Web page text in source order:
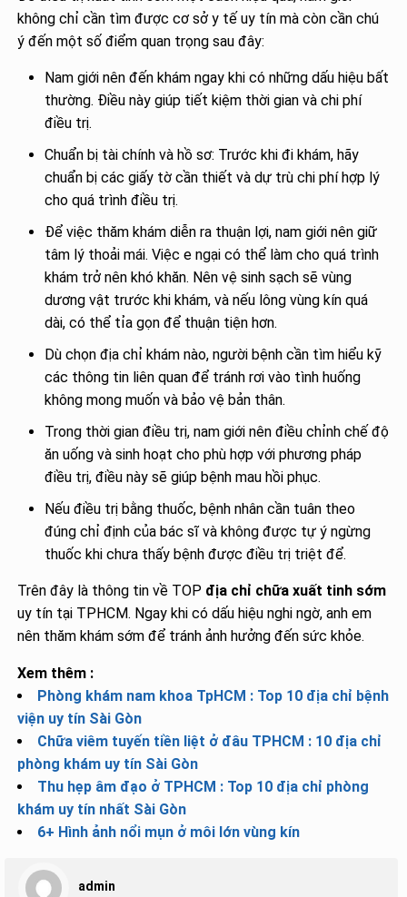
không chỉ cần tìm được cơ sở y tế uy tín mà còn cần chú
ý đến một số điểm quan trọng sau đây:
Nam giới nên đến khám ngay khi có những dấu hiệu bất
thường. Điều này giúp tiết kiệm thời gian và chi phí
điều trị.
Chuẩn bị tài chính và hồ sơ: Trước khi đi khám, hãy
chuẩn bị các giấy tờ cần thiết và dự trù chi phí hợp lý
cho quá trình điều trị.
Để việc thăm khám diễn ra thuận lợi, nam giới nên giữ
tâm lý thoải mái. Việc e ngại có thể làm cho quá trình
khám trở nên khó khăn. Nên vệ sinh sạch sẽ vùng
dương vật trước khi khám, và nếu lông vùng kín quá
dài, có thể tỉa gọn để thuận tiện hơn.
Dù chọn địa chỉ khám nào, người bệnh cần tìm hiểu kỹ
các thông tin liên quan để tránh rơi vào tình huống
không mong muốn và bảo vệ bản thân.
Trong thời gian điều trị, nam giới nên điều chỉnh chế độ
ăn uống và sinh hoạt cho phù hợp với phương pháp
điều trị, điều này sẽ giúp bệnh mau hồi phục.
Nếu điều trị bằng thuốc, bệnh nhân cần tuân theo
đúng chỉ định của bác sĩ và không được tự ý ngừng
thuốc khi chưa thấy bệnh được điều trị triệt để.
Trên đây là thông tin về TOP địa chỉ chữa xuất tinh sớm
uy tín tại TPHCM. Ngay khi có dấu hiệu nghi ngờ, anh em
nên thăm khám sớm để tránh ảnh hưởng đến sức khỏe.
Xem thêm :
Phòng khám nam khoa TpHCM : Top 10 địa chỉ bệnh
viện uy tín Sài Gòn
Chữa viêm tuyến tiền liệt ở đâu TPHCM : 10 địa chỉ
phòng khám uy tín Sài Gòn
Thu hẹp âm đạo ở TPHCM : Top 10 địa chỉ phòng
khám uy tín nhất Sài Gòn
6+ Hình ảnh nổi mụn ở môi lớn vùng kín
admin